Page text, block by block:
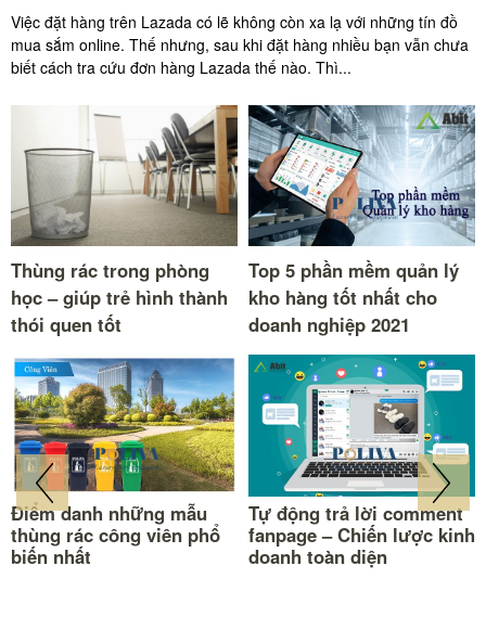
Việc đặt hàng trên Lazada có lẽ không còn xa lạ với những tín đồ
mua sắm online. Thế nhưng, sau khi đặt hàng nhiều bạn vẫn chưa
biết cách tra cứu đơn hàng Lazada thế nào. Thì...
Thùng rác trong phòng
học – giúp trẻ hình thành
thói quen tốt
Top 5 phần mềm quản lý
kho hàng tốt nhất cho
doanh nghiệp 2021
Điểm danh những mẫu
thùng rác công viên phổ
biến nhất
Tự động trả lời comment
fanpage – Chiến lược kinh
doanh toàn diện